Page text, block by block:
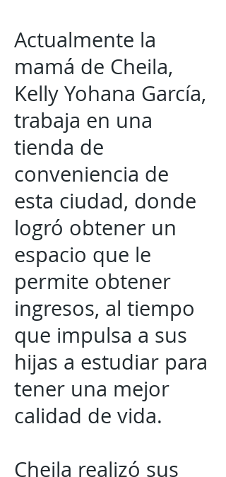
Actualmente la
mamá de Cheila,
Kelly Yohana García,
trabaja en una
tienda de
conveniencia de
esta ciudad, donde
logró obtener un
espacio que le
permite obtener
ingresos, al tiempo
que impulsa a sus
hijas a estudiar para
tener una mejor
calidad de vida.
Cheila realizó sus